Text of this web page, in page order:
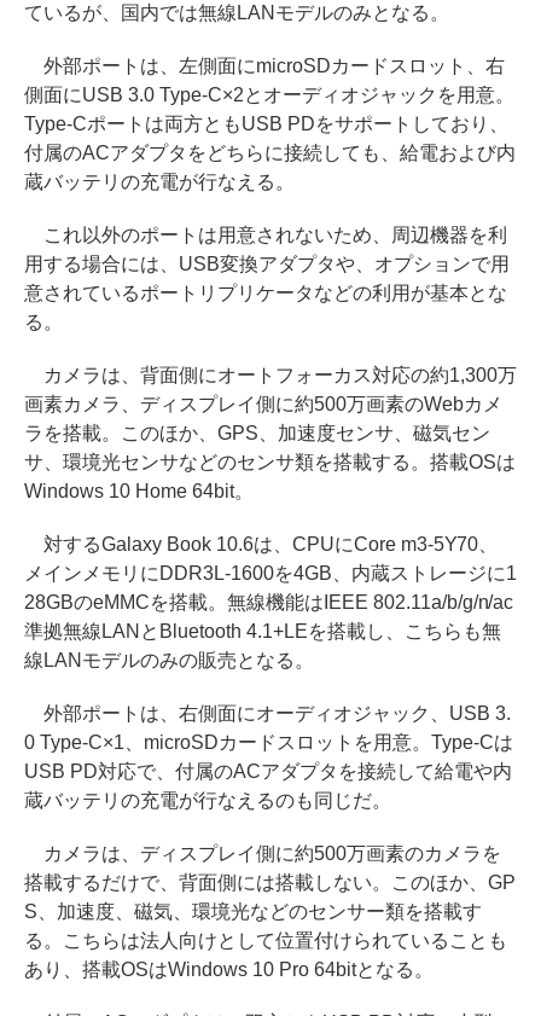
ているが、国内では無線LANモデルのみとなる。
外部ポートは、左側面にmicroSDカードスロット、右
側面にUSB 3.0 Type-C×2とオーディオジャックを用意。
Type-Cポートは両方ともUSB PDをサポートしており、
付属のACアダプタをどちらに接続しても、給電および内
蔵バッテリの充電が行なえる。
これ以外のポートは用意されないため、周辺機器を利
用する場合には、USB変換アダプタや、オプションで用
意されているポートリプリケータなどの利用が基本とな
る。
カメラは、背面側にオートフォーカス対応の約1,300万
画素カメラ、ディスプレイ側に約500万画素のWebカメ
ラを搭載。このほか、GPS、加速度センサ、磁気セン
サ、環境光センサなどのセンサ類を搭載する。搭載OSは
Windows 10 Home 64bit。
対するGalaxy Book 10.6は、CPUにCore m3-5Y70、
メインメモリにDDR3L-1600を4GB、内蔵ストレージに1
28GBのeMMCを搭載。無線機能はIEEE 802.11a/b/g/n/ac
準拠無線LANとBluetooth 4.1+LEを搭載し、こちらも無
線LANモデルのみの販売となる。
外部ポートは、右側面にオーディオジャック、USB 3.
0 Type-C×1、microSDカードスロットを用意。Type-Cは
USB PD対応で、付属のACアダプタを接続して給電や内
蔵バッテリの充電が行なえるのも同じだ。
カメラは、ディスプレイ側に約500万画素のカメラを
搭載するだけで、背面側には搭載しない。このほか、GP
S、加速度、磁気、環境光などのセンサー類を搭載す
る。こちらは法人向けとして位置付けられていることも
あり、搭載OSはWindows 10 Pro 64bitとなる。